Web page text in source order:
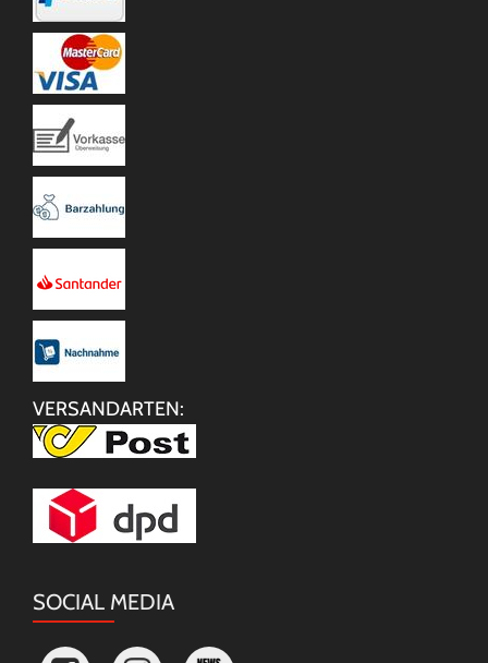
VERSANDARTEN:
SOCIAL MEDIA